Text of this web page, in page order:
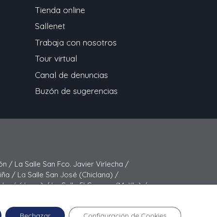
Tienda online
Sallenet
Trabaja con nosotros
Tour virtual
Canal de denuncias
Buzón de sugerencias
/ La Salle San Fco. Javier Virlecha /
/ La Salle San José (Chiclana) /
José (Jerez) /La Salle El Carmen (Melilla) /